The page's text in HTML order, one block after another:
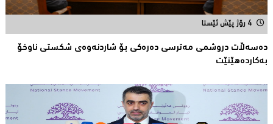
4 رۆژ پێش ئێستا
دەسەڵات دروشمی مەترسی دەرەكی بۆ شاردنەوەی شكستی ناوخۆ
بەكاردەهێنێت